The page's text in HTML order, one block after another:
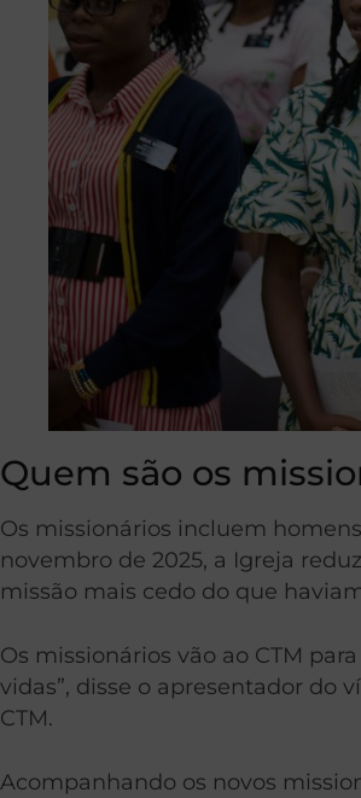
Quem são os
Os missionários incluem
novembro de 2025, a Igreja
missão mais cedo do que
Os missionários vão ao CTM
vidas”, disse o apresentador do
CTM.
Acompanhando os novos